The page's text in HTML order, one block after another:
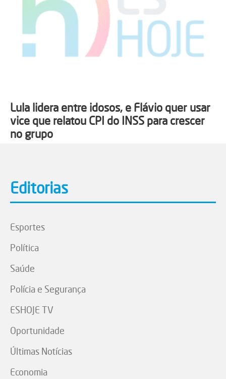
Lula lidera entre idosos, e Flávio quer usar
vice que relatou CPI do INSS para crescer
no grupo
Editorias
Esportes
Política
Saúde
Polícia e Segurança
ESHOJE TV
Oportunidade
Últimas Notícias
Economia